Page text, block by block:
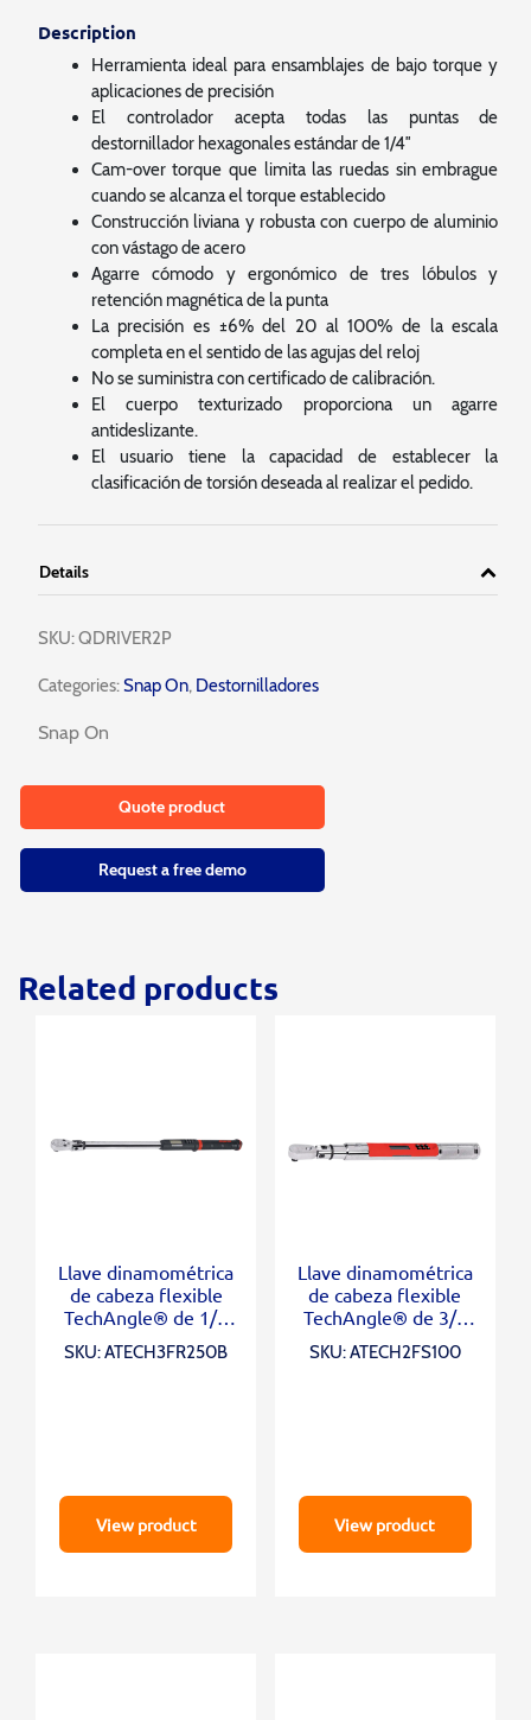
Description
Herramienta ideal para ensamblajes de bajo torque y
aplicaciones de precisión
El controlador acepta todas las puntas de
destornillador hexagonales estándar de 1/4″
Cam-over torque que limita las ruedas sin embrague
cuando se alcanza el torque establecido
Construcción liviana y robusta con cuerpo de aluminio
con vástago de acero
Agarre cómodo y ergonómico de tres lóbulos y
retención magnética de la punta
La precisión es ±6% del 20 al 100% de la escala
completa en el sentido de las agujas del reloj
No se suministra con certificado de calibración.
El cuerpo texturizado proporciona un agarre
antideslizante.
El usuario tiene la capacidad de establecer la
clasificación de torsión deseada al realizar el pedido.
Details
SKU:QDRIVER2P
Categories:Snap On, Destornilladores
Snap On
Quote product
Request a free demo
Related products
Llave dinamométrica
de cabeza flexible
TechAngle® de 1/2
SKU: ATECH3FR250B
View product
Llave dinamométrica
de cabeza flexible
TechAngle® de 3/8
SKU: ATECH2FS100
View product